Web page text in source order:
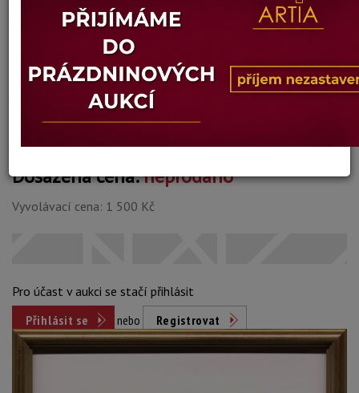
Technika: perokresba
Šířka: 20,5 cm, výška: 43 cm, rámování: 60 x 36 cm
15.06.2026 20:03 SELČ
Dosažená cena:neprodáno
Vyvolávací cena: 1 500 Kč
Pro účast v aukci se stačí přihlásit
Přihlásit se
nebo Registrovat